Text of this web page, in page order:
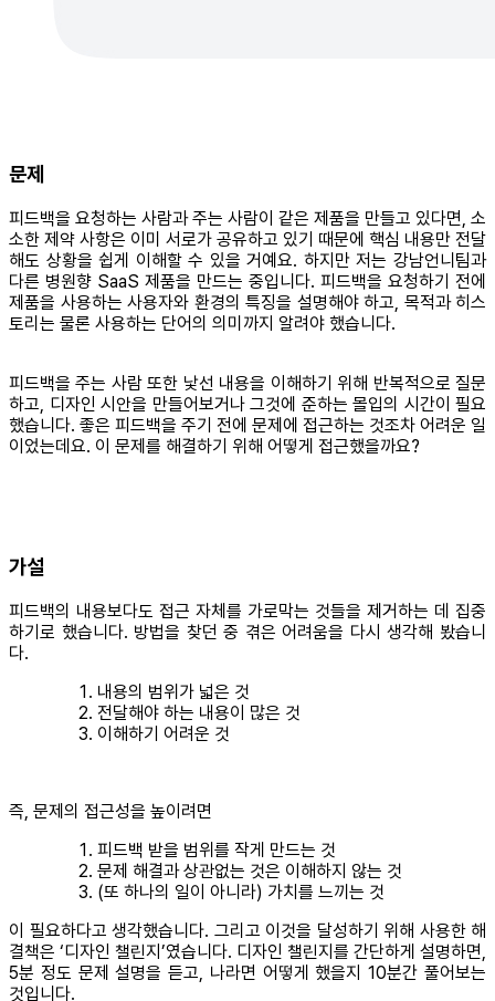
문제
피드백을 요청하는 사람과 주는 사람이 같은 제품을 만들고 있다면, 소
소한 제약 사항은 이미 서로가 공유하고 있기 때문에 핵심 내용만 전달
해도 상황을 쉽게 이해할 수 있을 거예요. 하지만 저는 강남언니팀과
다른 병원향 SaaS 제품을 만드는 중입니다. 피드백을 요청하기 전에
제품을 사용하는 사용자와 환경의 특징을 설명해야 하고, 목적과 히스
토리는 물론 사용하는 단어의 의미까지 알려야 했습니다.
피드백을 주는 사람 또한 낯선 내용을 이해하기 위해 반복적으로 질문
하고, 디자인 시안을 만들어보거나 그것에 준하는 몰입의 시간이 필요
했습니다. 좋은 피드백을 주기 전에 문제에 접근하는 것조차 어려운 일
이었는데요. 이 문제를 해결하기 위해 어떻게 접근했을까요?
가설
피드백의 내용보다도 접근 자체를 가로막는 것들을 제거하는 데 집중
하기로 했습니다. 방법을 찾던 중 겪은 어려움을 다시 생각해 봤습니
다.
내용의 범위가 넓은 것
전달해야 하는 내용이 많은 것
이해하기 어려운 것
즉, 문제의 접근성을 높이려면
피드백 받을 범위를 작게 만드는 것
문제 해결과 상관없는 것은 이해하지 않는 것
(또 하나의 일이 아니라) 가치를 느끼는 것
이 필요하다고 생각했습니다. 그리고 이것을 달성하기 위해 사용한 해
결책은 ‘디자인 챌린지’였습니다. 디자인 챌린지를 간단하게 설명하면,
5분 정도 문제 설명을 듣고, 나라면 어떻게 했을지 10분간 풀어보는
것입니다.